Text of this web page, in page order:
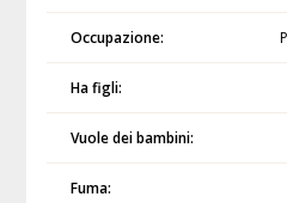
Occupazione:
Ha figli:
Vuole dei bambini:
Fuma: